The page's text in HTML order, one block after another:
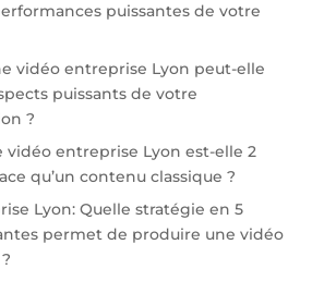
puissantes de votre
vidéo entreprise Lyon peut-elle
puissants de votre
?
vidéo entreprise Lyon est-elle 2
qu’un contenu classique ?
Lyon: Quelle stratégie en 5
permet de produire une vidéo